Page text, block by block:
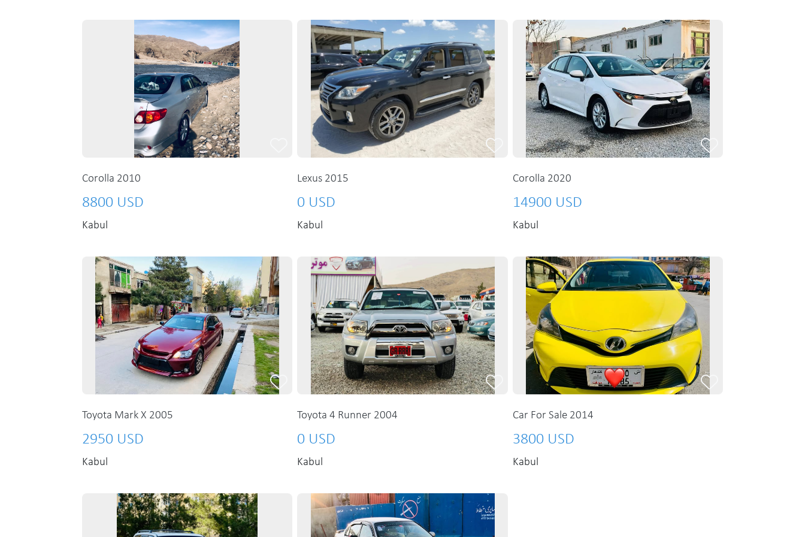
Corolla 2010
8800 USD
Kabul
Lexus 2015
0 USD
Kabul
Corolla 2020
14900 USD
Kabul
Toyota Mark X 2005
2950 USD
Kabul
Toyota 4 Runner 2004
0 USD
Kabul
Car For Sale 2014
3800 USD
Kabul